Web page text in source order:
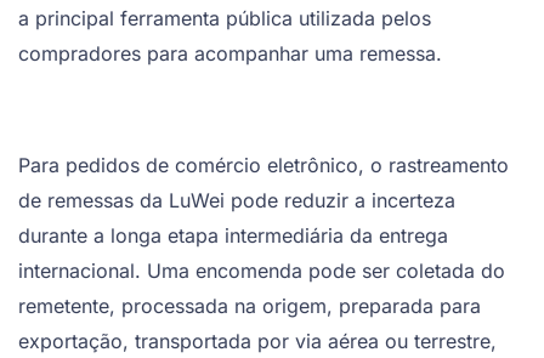
a principal ferramenta pública utilizada pelos
compradores para acompanhar uma remessa.
Para pedidos de comércio eletrônico, o rastreamento
de remessas da LuWei pode reduzir a incerteza
durante a longa etapa intermediária da entrega
internacional. Uma encomenda pode ser coletada do
remetente, processada na origem, preparada para
exportação, transportada por via aérea ou terrestre,